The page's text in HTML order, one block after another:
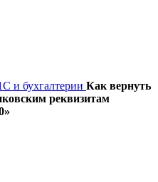
и бухгалтерии Как вернуть
реквизитам